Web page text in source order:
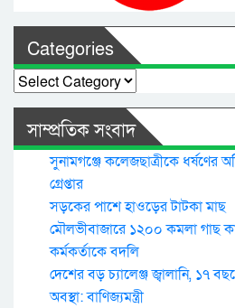
Categories
Categories
সাম্প্রতিক সংবাদ
সুনামগঞ্জে কলেজছাত্রীকে ধর্ষণের
গ্রেপ্তার
সড়কের পাশে হাওড়ের টাটকা মাছ
মৌলভীবাজারে ১২০০ কমলা গাছ
কর্মকর্তাকে বদলি
দেশের বড় চ্যালেঞ্জ জ্বালানি, ১৭
অবস্থা: বাণিজ্যমন্ত্রী